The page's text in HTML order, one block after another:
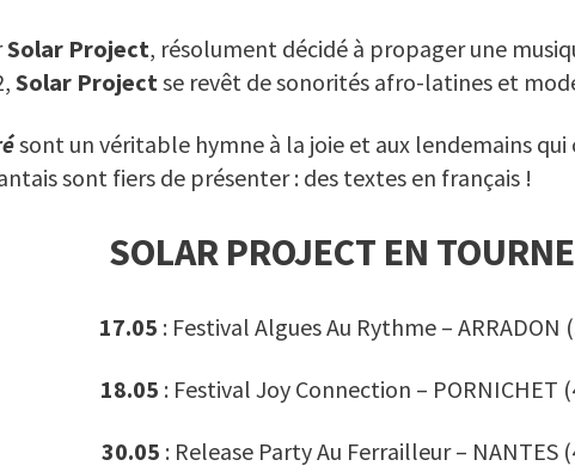
Solar Project, résolument décidé à propager une
Solar Project se revêt de sonorités afro-latines et
sont un véritable hymne à la joie et aux lendemains
sont fiers de présenter : des textes en français !
SOLAR PROJECT EN
17.05 : Festival Algues Au Rythme– ARRADON
18.05 : Festival Joy Connection – PORNICHET
30.05 : Release Party Au Ferrailleur– NANTES